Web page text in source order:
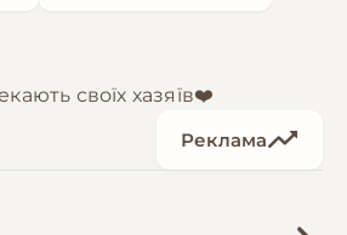
своїх хазяїв❤️
Реклама